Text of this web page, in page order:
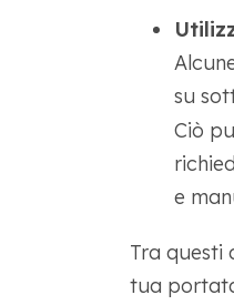
su
Ciò
e
Tra questi
tua